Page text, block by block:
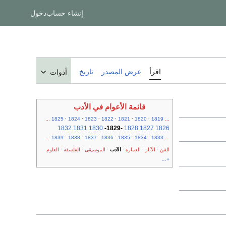
إنشاء حسابدخول
اقرأ عرض المصدر تاريخ أدوات
قائمة الأعوام في الأدب
...
1819
1820
1821
1822
1823
1824
1825
...
1826
1827
1828
-
1829
-
1830
1831
1832
...
1833
1834
1835
1836
1837
1838
1839
...
الفن الآثار العمارة الأدب الموسيقى الفلسفة
العلوم
+...